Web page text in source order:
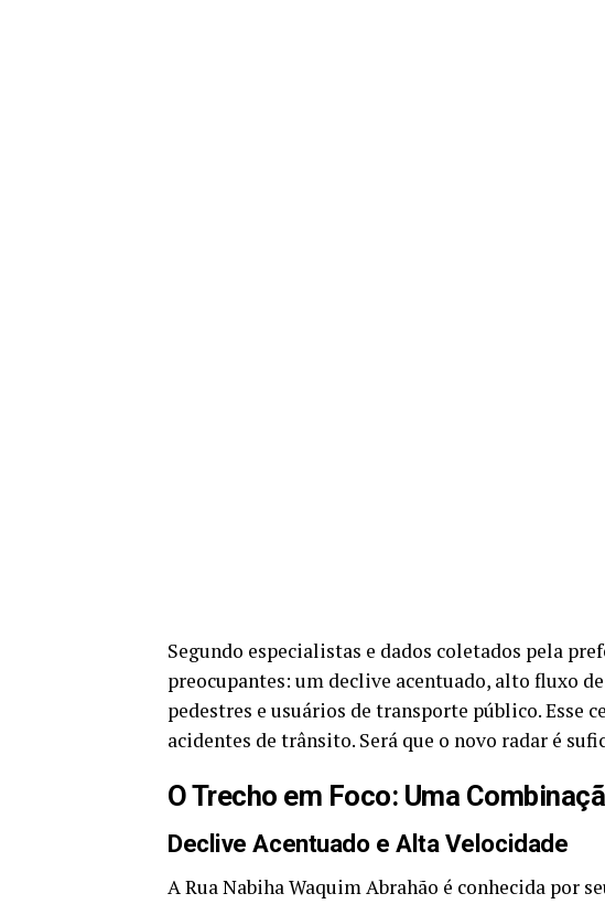
Segundo especialistas e dados coletados pela
preocupantes: um declive acentuado, alto fluxo
pedestres e usuários de transporte público. Esse
acidentes de trânsito. Será que o novo radar é
O Trecho em Foco: Uma
Declive Acentuado e Alta Velocidade
A Rua Nabiha Waquim Abrahão é conhecida por